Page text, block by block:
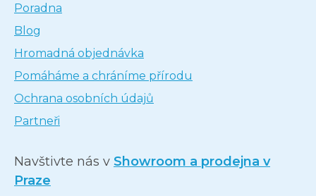
Poradna
Blog
Hromadná objednávka
Pomáháme a chráníme přírodu
Ochrana osobních údajů
Partneři
Navštivte nás v Showroom a prodejna v
Praze